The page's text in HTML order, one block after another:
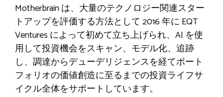
Motherbrain は、大量のテクノロジー関連スター
トアップを評価する方法として 2016 年に EQT
Ventures によって初めて立ち上げられ、AI を使
用して投資機会をスキャン、モデル化、追跡
し、調達からデューデリジェンスを経てポート
フォリオの価値創造に至るまでの投資ライフサ
イクル全体をサポートしています。